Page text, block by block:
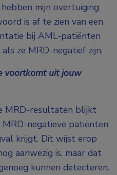
mijn overtuiging
is af te zien van een
bij AML-patiënten
ze MRD-negatief zijn.
voortkomt uit jouw
MRD-resultaten blijkt
negatieve patiënten
krijgt. Dit wijst erop
aanwezig is, maar dat
kunnen detecteren.